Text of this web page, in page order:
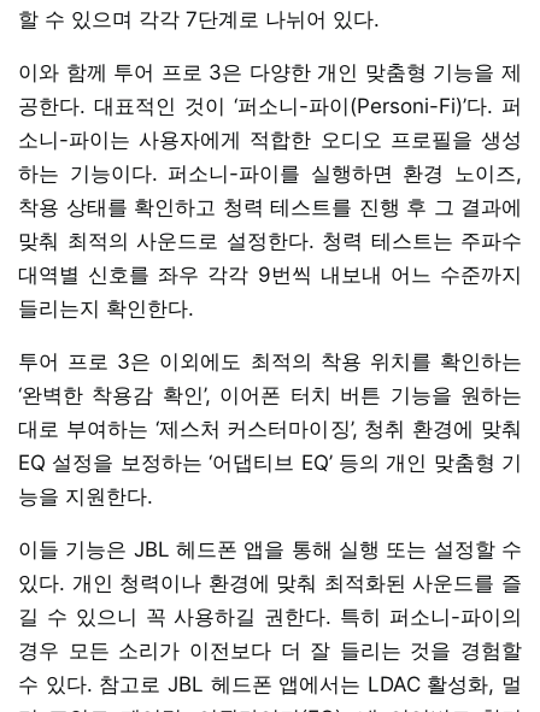
할 수 있으며 각각 7단계로 나뉘어 있다.
이와 함께 투어 프로 3은 다양한 개인 맞춤형 기능을 제
공한다. 대표적인 것이 ‘퍼소니-파이(Personi-Fi)’다. 퍼
소니-파이는 사용자에게 적합한 오디오 프로필을 생성
하는 기능이다. 퍼소니-파이를 실행하면 환경 노이즈,
착용 상태를 확인하고 청력 테스트를 진행 후 그 결과에
맞춰 최적의 사운드로 설정한다. 청력 테스트는 주파수
대역별 신호를 좌우 각각 9번씩 내보내 어느 수준까지
들리는지 확인한다.
투어 프로 3은 이외에도 최적의 착용 위치를 확인하는
‘완벽한 착용감 확인’, 이어폰 터치 버튼 기능을 원하는
대로 부여하는 ‘제스처 커스터마이징’, 청취 환경에 맞춰
EQ 설정을 보정하는 ‘어댑티브 EQ’ 등의 개인 맞춤형 기
능을 지원한다.
이들 기능은 JBL 헤드폰 앱을 통해 실행 또는 설정할 수
있다. 개인 청력이나 환경에 맞춰 최적화된 사운드를 즐
길 수 있으니 꼭 사용하길 권한다. 특히 퍼소니-파이의
경우 모든 소리가 이전보다 더 잘 들리는 것을 경험할
수 있다. 참고로 JBL 헤드폰 앱에서는 LDAC 활성화, 멀